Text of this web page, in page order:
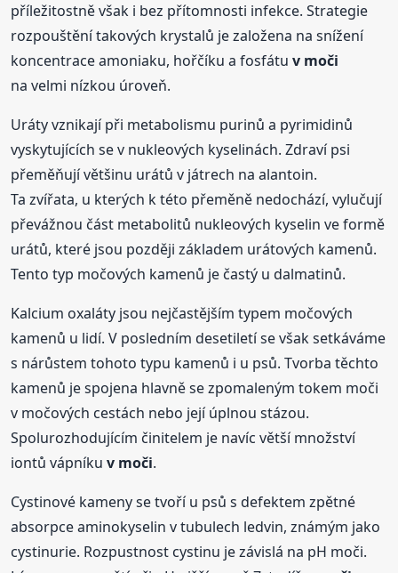
příležitostně však i bez přítomnosti infekce. Strategie
rozpouštění takových krystalů je založena na snížení
koncentrace amoniaku, hořčíku a fosfátuv moči
na velmi nízkou úroveň.
Uráty vznikají při metabolismu purinů a pyrimidinů
vyskytujících se v nukleových kyselinách. Zdraví psi
přeměňují většinu urátů v játrech na alantoin.
Ta zvířata, u kterých k této přeměně nedochází, vylučují
převážnou část metabolitů nukleových kyselin ve formě
urátů, které jsou později základem urátových kamenů.
Tento typ močových kamenů je častý u dalmatinů.
Kalcium oxaláty jsou nejčastějším typem močových
kamenů u lidí. V posledním desetiletí se však setkáváme
s nárůstem tohoto typu kamenů i u psů. Tvorba těchto
kamenů je spojena hlavně se zpomaleným tokem moči
v močových cestách nebo její úplnou stázou.
Spolurozhodujícím činitelem je navíc větší množství
iontů vápníkuv moči.
Cystinové kameny se tvoří u psů s defektem zpětné
absorpce aminokyselin v tubulech ledvin, známým jako
cystinurie. Rozpustnost cystinu je závislá na pH moči.